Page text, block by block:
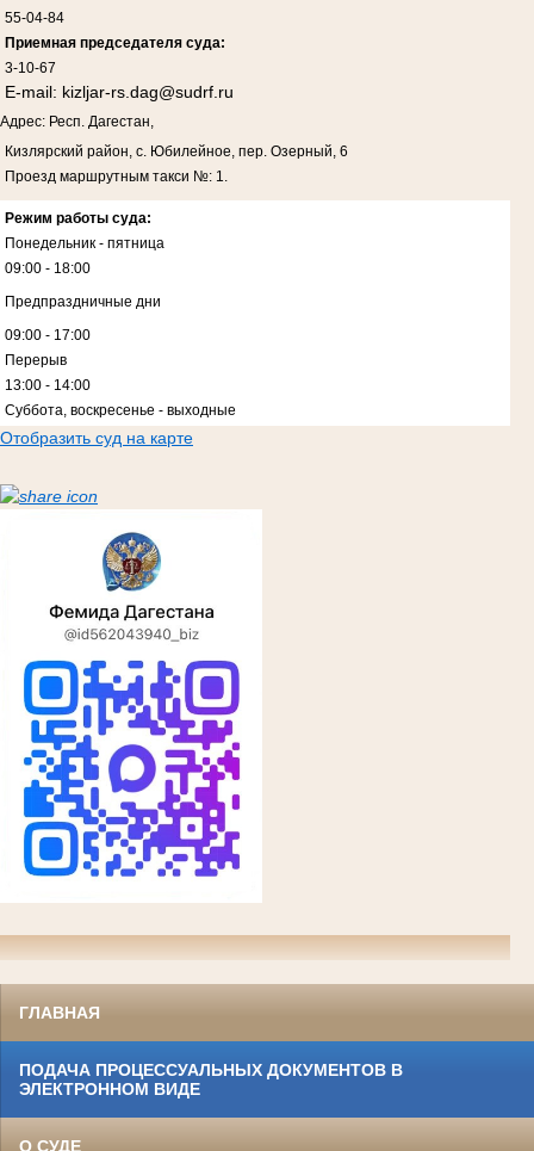
55-04-84
Приемная председателя суда:
3-10-67
E-mail: kizljar-rs.dag@sudrf.ru
Адрес: Респ. Дагестан,
Кизлярский район, с. Юбилейное, пер. Озерный, 6
Проезд маршрутным такси №: 1.
Режим работы суда:
Понедельник - пятница
09:00 - 18:00
Предпраздничные дни
09:00 - 17:00
Перерыв
13:00 - 14:00
Суббота, воскресенье - выходные
Отобразить суд на карте
ГЛАВНАЯ
ПОДАЧА ПРОЦЕССУАЛЬНЫХ ДОКУМЕНТОВ В
ЭЛЕКТРОННОМ ВИДЕ
О СУДЕ